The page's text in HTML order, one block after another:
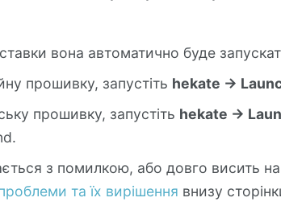
вона автоматично буде
прошивку, запустіть hekate ->
прошивку, запустіть hekate ->
з помилкою, або довго висить
та їх вирішення внизу